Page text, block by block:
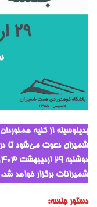
بدینوسیله از کلیه
شمیران دعوت می‌شود تا
شمیرانات برگزار خواهد
دستور جلسه: